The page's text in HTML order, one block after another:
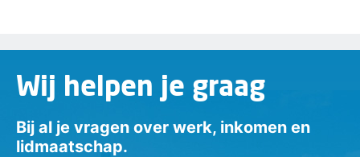
Wij helpen je graag
Bij al je vragen over werk, inkomen en
lidmaatschap.